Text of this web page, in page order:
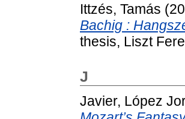
Ittzés, Tamás
Bachig :
thesis, Liszt
J
Javier, López